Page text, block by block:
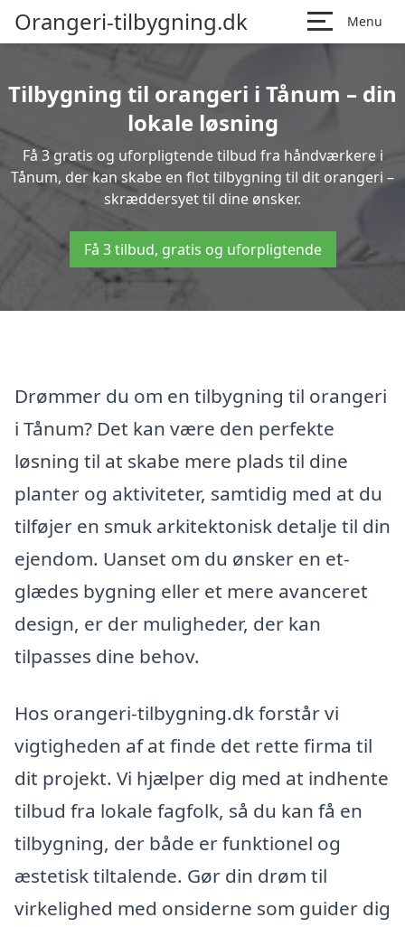
Orangeri-tilbygning.dk Menu
Tilbygning til orangeri i Tånum – din
lokale løsning
Få 3 gratis og uforpligtende tilbud fra håndværkere i
Tånum, der kan skabe en flot tilbygning til dit orangeri –
skræddersyet til dine ønsker.
Få 3 tilbud, gratis og uforpligtende
Drømmer du om en tilbygning til orangeri
i Tånum? Det kan være den perfekte
løsning til at skabe mere plads til dine
planter og aktiviteter, samtidig med at du
tilføjer en smuk arkitektonisk detalje til din
ejendom. Uanset om du ønsker en et-
glædes bygning eller et mere avanceret
design, er der muligheder, der kan
tilpasses dine behov.
Hos orangeri-tilbygning.dk forstår vi
vigtigheden af at finde det rette firma til
dit projekt. Vi hjælper dig med at indhente
tilbud fra lokale fagfolk, så du kan få en
tilbygning, der både er funktionel og
æstetisk tiltalende. Gør din drøm til
virkelighed med onsiderne som guider dig